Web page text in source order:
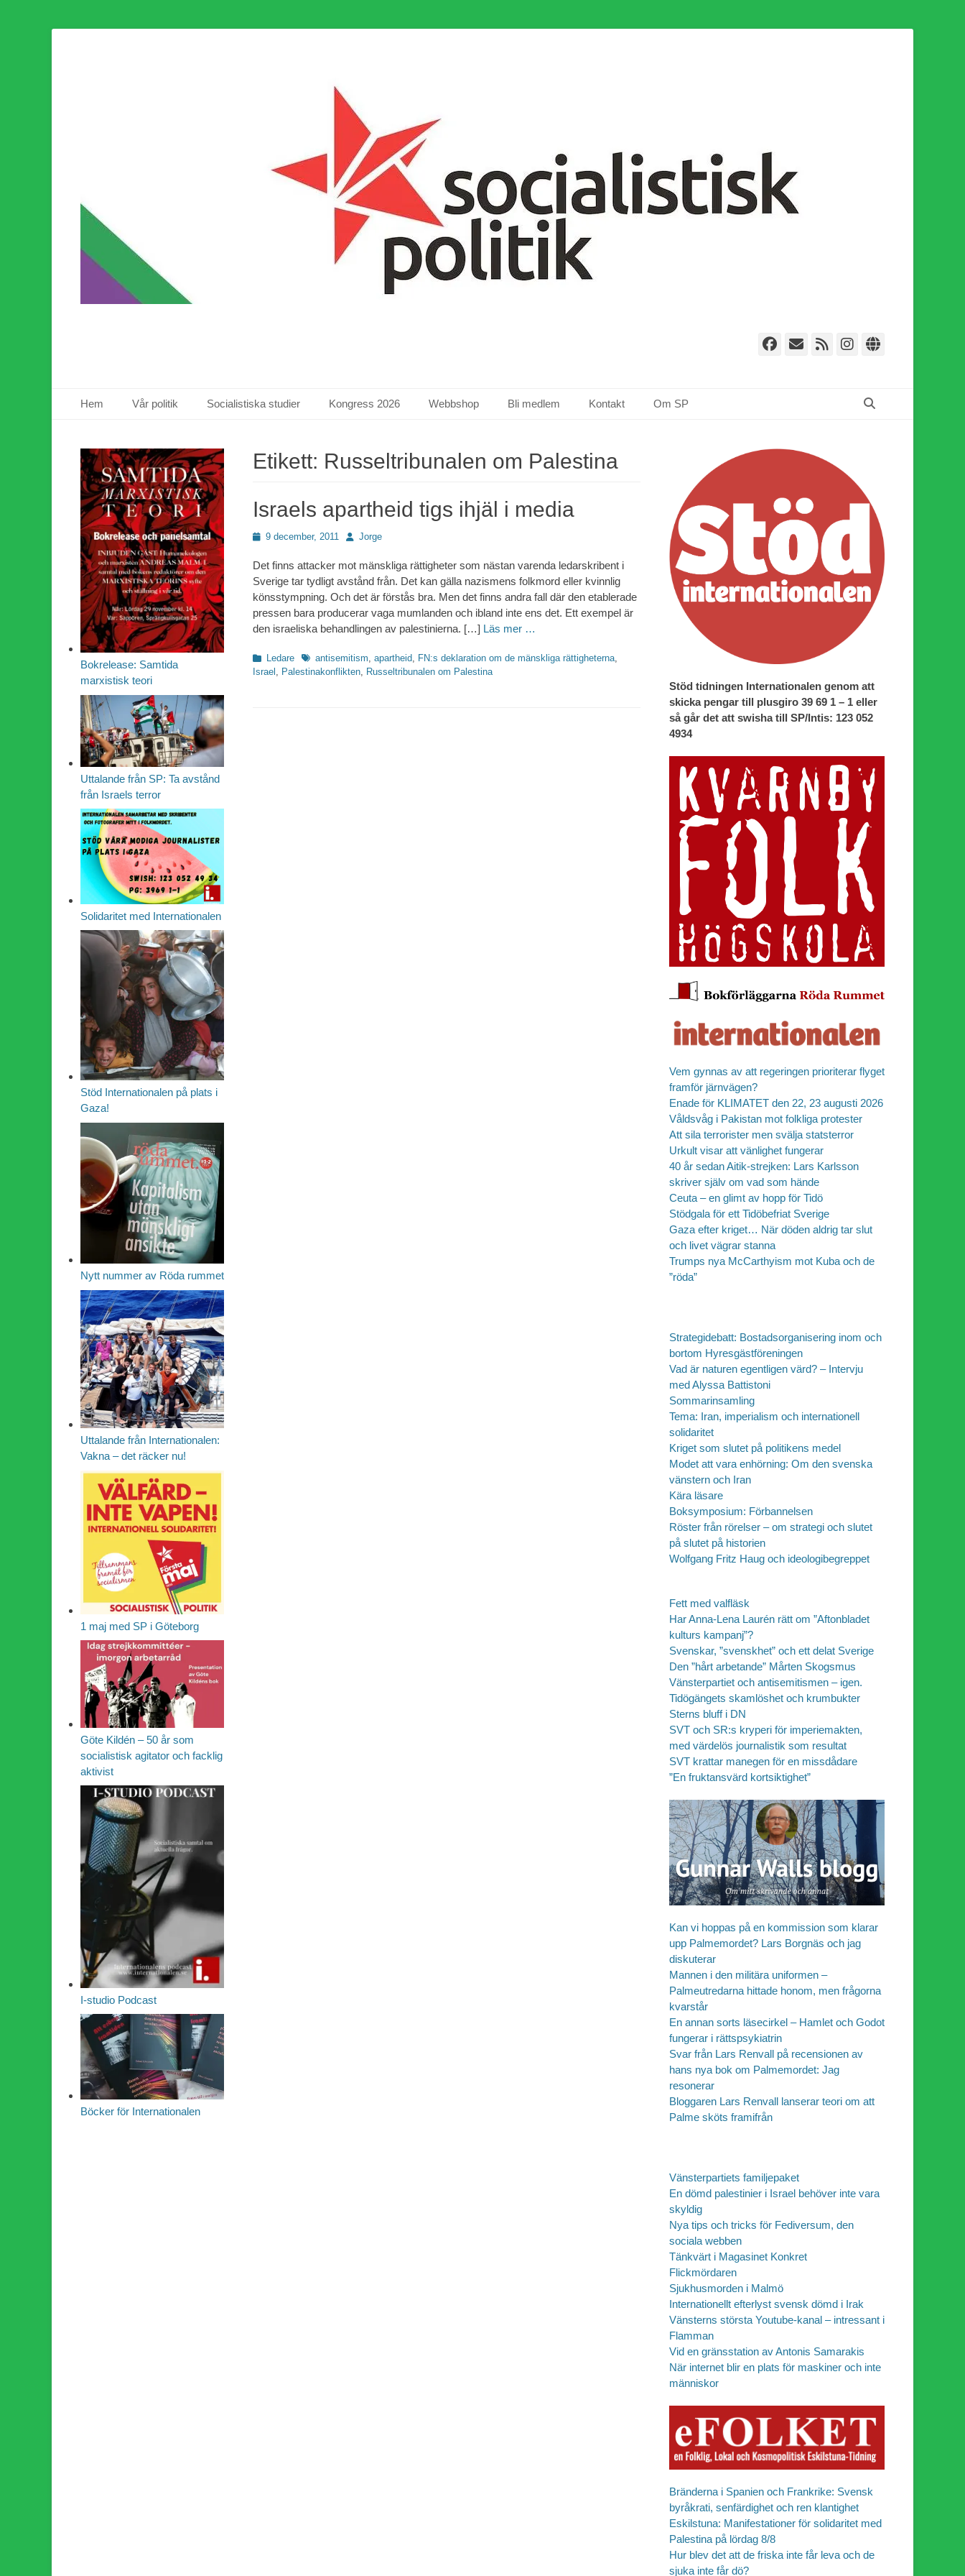
Facebook
E-
Webbflöde
Instagram
Primär meny
Hem Vår politik Socialistiska studier Kongress 2026 Webbshop Bli medlem Kontakt Om SP
Etikett: Russeltribunalen om Palestina
Israels apartheid tigs ihjäl i media
Publicerad
9 december, 2011 Författare
Jorge
Det finns attacker mot mänskliga rättigheter som nästan varenda ledarskribent i
Sverige tar tydligt avstånd från. Det kan gälla nazismens folkmord eller kvinnlig
könsstympning. Och det är förstås bra. Men det finns andra fall där den etablerade
pressen bara producerar vaga mumlanden och ibland inte ens det. Ett exempel är
den israeliska behandlingen av palestinierna. […] Läs mer …
Kategorier
Ledare Etiketter
antisemitism, apartheid, FN:s deklaration om de mänskliga rättigheterna,
Israel , Palestinakonflikten, Russeltribunalen om Palestina
Stöd tidningen Internationalen genom att
skicka pengar till plusgiro 39 69 1 – 1 eller
så går det att swisha till SP/Intis: 123 052
4934
Vem gynnas av att regeringen prioriterar flyget
framför järnvägen?
Enade för KLIMATET den 22, 23 augusti 2026
Våldsvåg i Pakistan mot folkliga protester
Att sila terrorister men svälja statsterror
Urkult visar att vänlighet fungerar
40 år sedan Aitik-strejken: Lars Karlsson
skriver själv om vad som hände
Ceuta – en glimt av hopp för Tidö
Stödgala för ett Tidöbefriat Sverige
Gaza efter kriget… När döden aldrig tar slut
och livet vägrar stanna
Trumps nya McCarthyism mot Kuba och de
”röda”
Strategidebatt: Bostadsorganisering inom och
bortom Hyresgästföreningen
Vad är naturen egentligen värd? – Intervju
med Alyssa Battistoni
Sommarinsamling
Tema: Iran, imperialism och internationell
solidaritet
Kriget som slutet på politikens medel
Modet att vara enhörning: Om den svenska
vänstern och Iran
Kära läsare
Boksymposium: Förbannelsen
Röster från rörelser – om strategi och slutet
på slutet på historien
Wolfgang Fritz Haug och ideologibegreppet
Fett med valfläsk
Har Anna-Lena Laurén rätt om ”Aftonbladet
kulturs kampanj”?
Svenskar, ”svenskhet” och ett delat Sverige
Den ”hårt arbetande” Mårten Skogsmus
Vänsterpartiet och antisemitismen – igen.
Tidögängets skamlöshet och krumbukter
Sterns bluff i DN
SVT och SR:s kryperi för imperiemakten,
med värdelös journalistik som resultat
SVT krattar manegen för en missdådare
”En fruktansvärd kortsiktighet”
Kan vi hoppas på en kommission som klarar
upp Palmemordet? Lars Borgnäs och jag
diskuterar
Mannen i den militära uniformen –
Palmeutredarna hittade honom, men frågorna
kvarstår
En annan sorts läsecirkel – Hamlet och Godot
fungerar i rättspsykiatrin
Svar från Lars Renvall på recensionen av
hans nya bok om Palmemordet: Jag
resonerar
Bloggaren Lars Renvall lanserar teori om att
Palme sköts framifrån
Vänsterpartiets familjepaket
En dömd palestinier i Israel behöver inte vara
skyldig
Nya tips och tricks för Fediversum, den
sociala webben
Tänkvärt i Magasinet Konkret
Flickmördaren
Sjukhusmorden i Malmö
Internationellt efterlyst svensk dömd i Irak
Vänsterns största Youtube-kanal – intressant i
Flamman
Vid en gränsstation av Antonis Samarakis
När internet blir en plats för maskiner och inte
människor
Bränderna i Spanien och Frankrike: Svensk
byråkrati, senfärdighet och ren klantighet
Eskilstuna: Manifestationer för solidaritet med
Palestina på lördag 8/8
Hur blev det att de friska inte får leva och de
sjuka inte får dö?
Bokrelease: Samtida
marxistisk teori
Uttalande från SP: Ta avstånd
från Israels terror
Solidaritet med Internationalen
Stöd Internationalen på plats i
Gaza!
Nytt nummer av Röda rummet
Uttalande från Internationalen:
Vakna – det räcker nu!
1 maj med SP i Göteborg
Göte Kildén – 50 år som
socialistisk agitator och facklig
aktivist
I-studio Podcast
Böcker för Internationalen